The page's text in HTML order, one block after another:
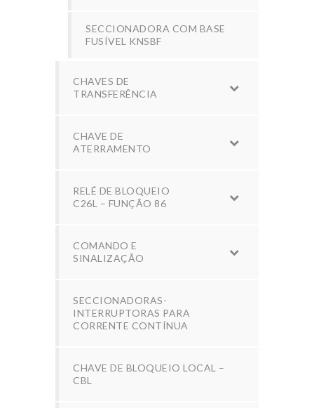
SECCIONADORA COM BASE
FUSÍVEL KNSBF
CHAVES DE
TRANSFERÊNCIA
CHAVE DE
ATERRAMENTO
RELÉ DE BLOQUEIO
C26L – FUNÇÃO 86
COMANDO E
SINALIZAÇÃO
SECCIONADORAS-
INTERRUPTORAS PARA
CORRENTE CONTÍNUA
CHAVE DE BLOQUEIO LOCAL –
CBL